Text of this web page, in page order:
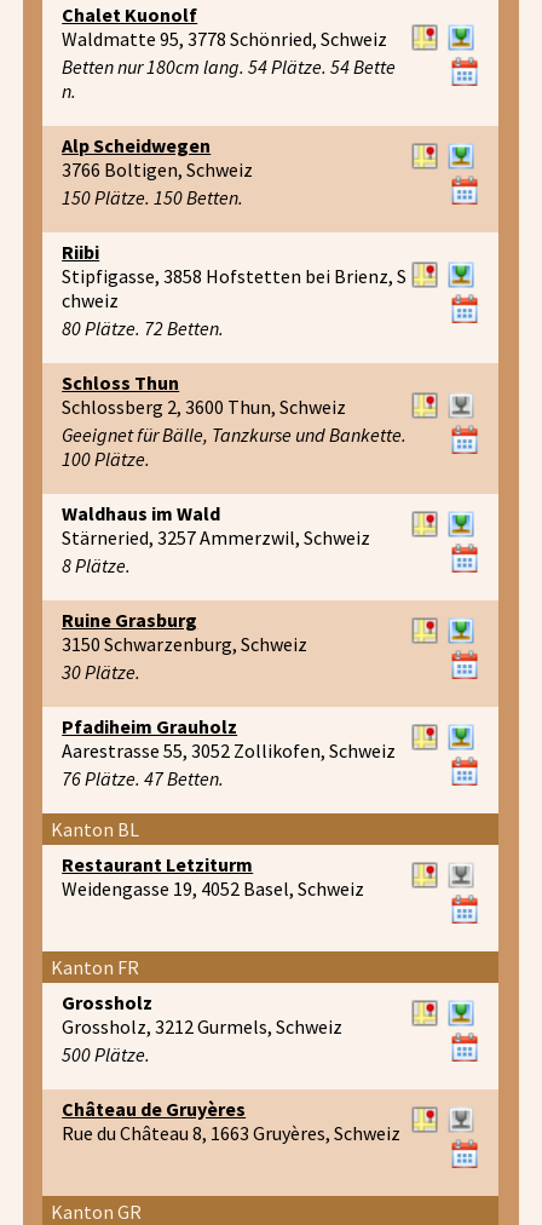
Chalet Kuonolf
Waldmatte 95, 3778 Schönried, Schweiz
Betten nur 180cm lang. 54 Plätze. 54 Bette
n.
Alp Scheidwegen
3766 Boltigen, Schweiz
150 Plätze. 150 Betten.
Riibi
Stipfigasse, 3858 Hofstetten bei Brienz, S
chweiz
80 Plätze. 72 Betten.
Schloss Thun
Schlossberg 2, 3600 Thun, Schweiz
Geeignet für Bälle, Tanzkurse und Bankette.
100 Plätze.
Waldhaus im Wald
Stärneried, 3257 Ammerzwil, Schweiz
8 Plätze.
Ruine Grasburg
3150 Schwarzenburg, Schweiz
30 Plätze.
Pfadiheim Grauholz
Aarestrasse 55, 3052 Zollikofen, Schweiz
76 Plätze. 47 Betten.
Kanton BL
Restaurant Letziturm
Weidengasse 19, 4052 Basel, Schweiz
Kanton FR
Grossholz
Grossholz, 3212 Gurmels, Schweiz
500 Plätze.
Château de Gruyères
Rue du Château 8, 1663 Gruyères, Schweiz
Kanton GR